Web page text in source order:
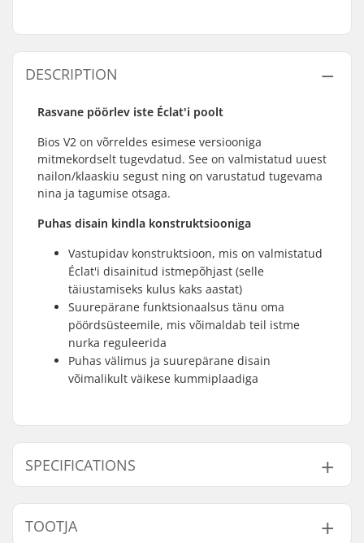
DESCRIPTION
Rasvane pöörlev iste Éclat'i poolt
Bios V2 on võrreldes esimese versiooniga
mitmekordselt tugevdatud. See on valmistatud uuest
nailon/klaaskiu segust ning on varustatud tugevama
nina ja tagumise otsaga.
Puhas disain kindla konstruktsiooniga
Vastupidav konstruktsioon, mis on valmistatud
Éclat'i disainitud istmepõhjast (selle
täiustamiseks kulus kaks aastat)
Suurepärane funktsionaalsus tänu oma
pöördsüsteemile, mis võimaldab teil istme
nurka reguleerida
Puhas välimus ja suurepärane disain
võimalikult väikese kummiplaadiga
SPECIFICATIONS
Top Cover:
Synthetic leather
Sadul:
TOOTJA